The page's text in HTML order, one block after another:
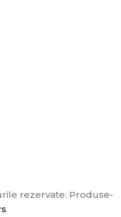
rezervate. Produse-